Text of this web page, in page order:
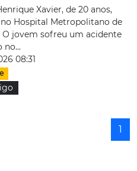
Xavier, de 20 anos,
Hospital Metropolitano de
O jovem sofreu um acidente
no...
08:31
1